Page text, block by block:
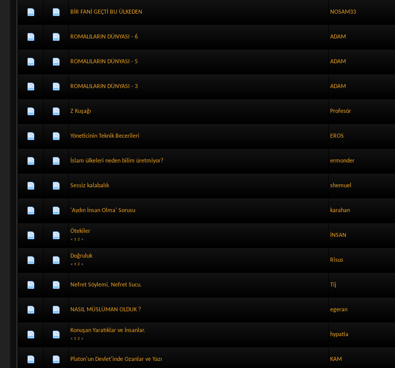
BİR FANİ GEÇTİ BU ÜLKEDEN NOSAM33
ROMALILARIN DÜNYASI - 6 ADAM
ROMALILARIN DÜNYASI - 5 ADAM
ROMALILARIN DÜNYASI - 3 ADAM
Z Kuşağı Profesör
Yöneticinin Teknik Becerileri EROS
İslam ülkeleri neden bilim üretmiyor? ermonder
Sessiz kalabalık shemuel
'Aydın İnsan Olma' Sorusu karahan
Ötekiler
« 1 2 »
İNSAN
Doğruluk
« 1 2 »
Risus
Nefret Söylemi, Nefret Sucu. Tij
NASIL MÜSLÜMAN OLDUK ? egeran
Konuşan Yaratıklar ve İnsanlar.
« 1 2 »
hypatia
Platon'un Devlet'inde Ozanlar ve Yazı KAM